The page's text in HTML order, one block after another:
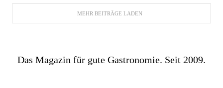
MEHR BEITRÄGE LADEN
Das Magazin für gute Gastronomie. Seit 2009.